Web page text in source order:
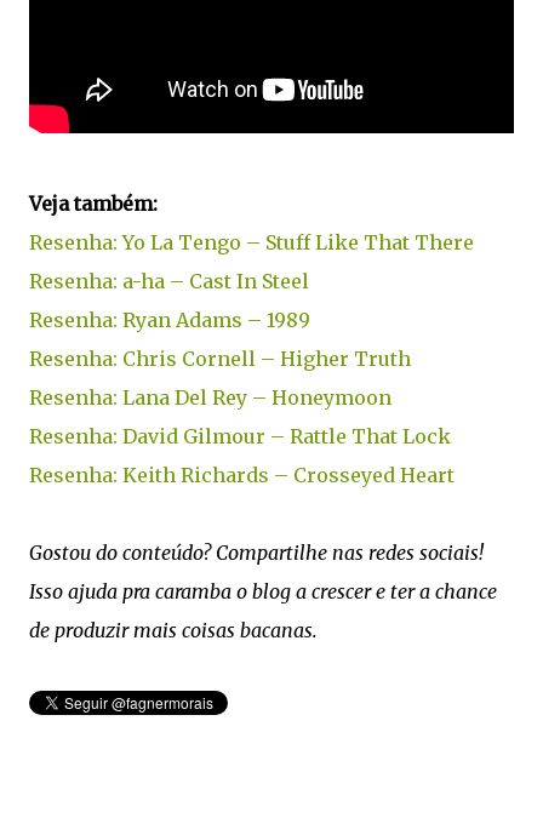
Veja também:
Resenha: Yo La Tengo – Stuff Like That There
Resenha: a-ha – Cast In Steel
Resenha: Ryan Adams – 1989
Resenha: Chris Cornell – Higher Truth
Resenha: Lana Del Rey – Honeymoon
Resenha: David Gilmour – Rattle That Lock
Resenha: Keith Richards – Crosseyed Heart
Gostou do conteúdo? Compartilhe nas redes sociais!
Isso ajuda pra caramba o blog a crescer e ter a chance
de produzir mais coisas bacanas.